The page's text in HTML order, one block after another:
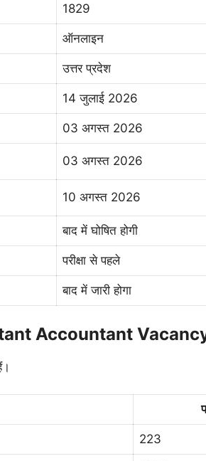
1829
ऑनलाइन
उत्तर प्रदेश
14 जुलाई 2026
03 अगस्त 2026
03 अगस्त 2026
10 अगस्त 2026
बाद में घोषित होगी
परीक्षा से पहले
बाद में जारी होगा
Accountant
223